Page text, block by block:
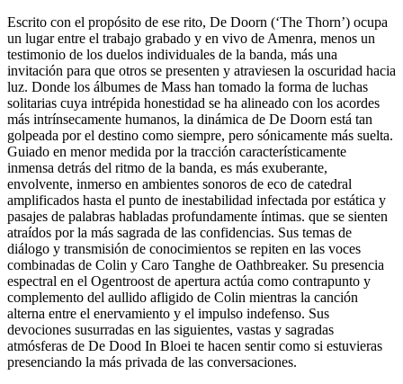
Escrito con el propósito de ese rito, De Doorn (‘The Thorn’) ocupa
un lugar entre el trabajo grabado y en vivo de Amenra, menos un
testimonio de los duelos individuales de la banda, más una
invitación para que otros se presenten y atraviesen la oscuridad hacia
luz. Donde los álbumes de Mass han tomado la forma de luchas
solitarias cuya intrépida honestidad se ha alineado con los acordes
más intrínsecamente humanos, la dinámica de De Doorn está tan
golpeada por el destino como siempre, pero sónicamente más suelta.
Guiado en menor medida por la tracción característicamente
inmensa detrás del ritmo de la banda, es más exuberante,
envolvente, inmerso en ambientes sonoros de eco de catedral
amplificados hasta el punto de inestabilidad infectada por estática y
pasajes de palabras habladas profundamente íntimas. que se sienten
atraídos por la más sagrada de las confidencias. Sus temas de
diálogo y transmisión de conocimientos se repiten en las voces
combinadas de Colin y Caro Tanghe de Oathbreaker. Su presencia
espectral en el Ogentroost de apertura actúa como contrapunto y
complemento del aullido afligido de Colin mientras la canción
alterna entre el enervamiento y el impulso indefenso. Sus
devociones susurradas en las siguientes, vastas y sagradas
atmósferas de De Dood In Bloei te hacen sentir como si estuvieras
presenciando la más privada de las conversaciones.